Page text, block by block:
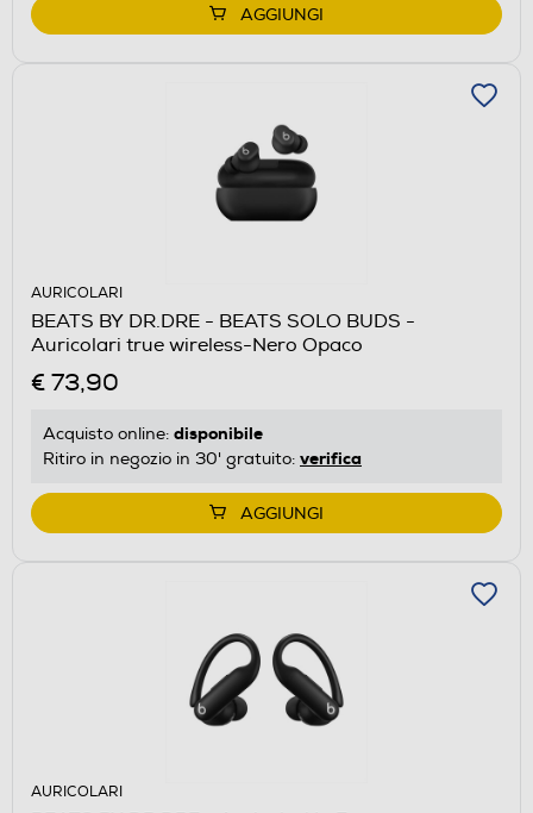
AGGIUNGI
AURICOLARI
BEATS BY DR.DRE - BEATS SOLO BUDS -
Auricolari true wireless-Nero Opaco
€ 73,90
Acquisto online: disponibile
Ritiro in negozio in 30' gratuito: verifica
AGGIUNGI
AURICOLARI